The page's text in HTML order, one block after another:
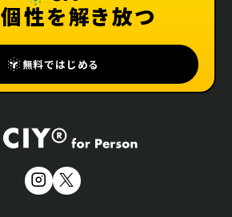
個性を解き放つ
無料ではじめる